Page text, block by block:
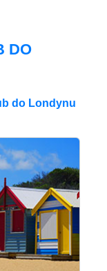
DO
do Londynu